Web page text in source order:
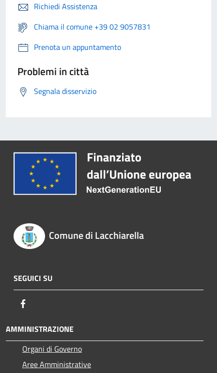
Richiedi Assistenza
Chiama il comune +39 02 9057831
Prenota un appuntamento
Problemi in città
Segnala disservizio
Comune di Lacchiarella
SEGUICI SU
AMMINISTRAZIONE
Organi di Governo
Aree Amministrative